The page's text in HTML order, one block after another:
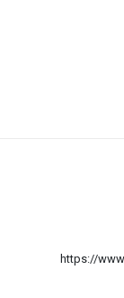
https://